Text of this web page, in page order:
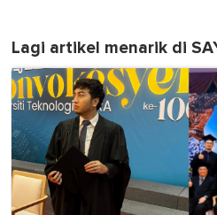
Lagi artikel menarik di